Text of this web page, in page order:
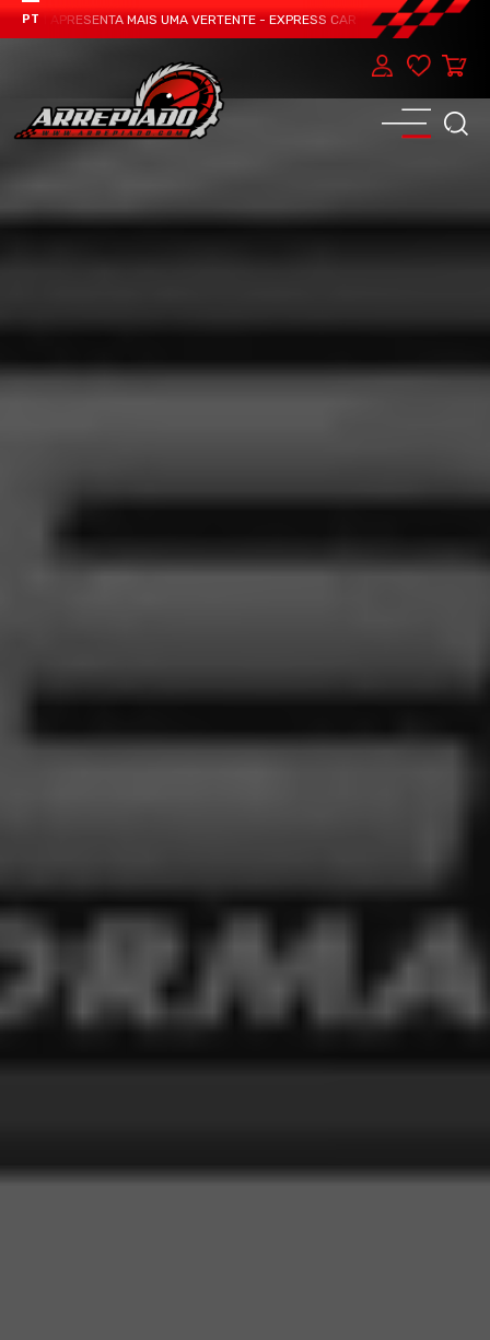
PT
APRESENTA MAIS UMA VERTENTE - EXPRESS CAR SERVICE, MANUTENÇÃO